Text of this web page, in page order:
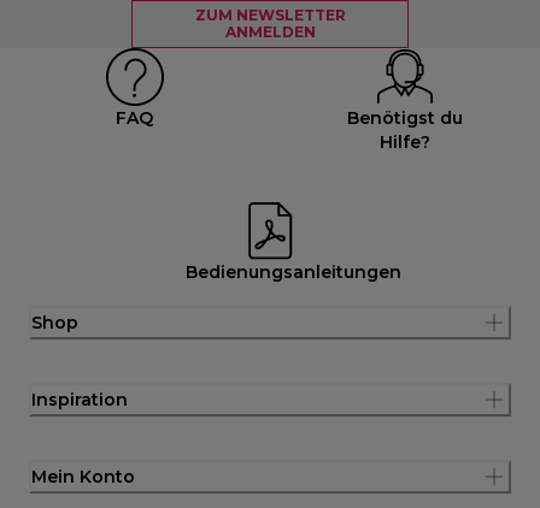
ZUM NEWSLETTER
ANMELDEN
FAQ
Benötigst du
Hilfe?
Bedienungsanleitungen
Shop
Inspiration
Mein Konto